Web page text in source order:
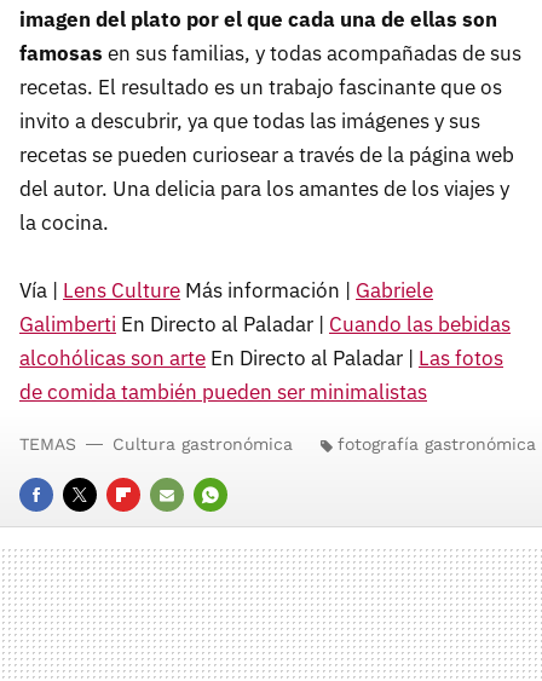
imagen del plato por el que cada una de ellas son
famosas en sus familias, y todas acompañadas de sus
recetas. El resultado es un trabajo fascinante que os
invito a descubrir, ya que todas las imágenes y sus
recetas se pueden curiosear a través de la página web
del autor. Una delicia para los amantes de los viajes y
la cocina.
Vía | Lens Culture Más información | Gabriele
Galimberti En Directo al Paladar | Cuando las bebidas
alcohólicas son arte En Directo al Paladar | Las fotos
de comida también pueden ser minimalistas
FACEBOOK
TWITTERFLIPBOARD
E-
MAIL
WHATSAPP
TEMAS Cultura gastronómica fotografía gastronómica